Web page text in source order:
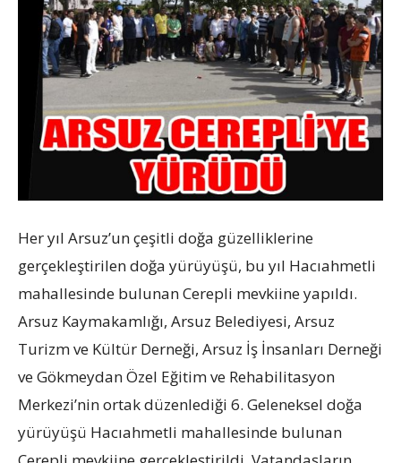
Her yıl Arsuz’un çeşitli doğa güzelliklerine
gerçekleştirilen doğa yürüyüşü, bu yıl Hacıahmetli
mahallesinde bulunan Cerepli mevkiine yapıldı.
Arsuz Kaymakamlığı, Arsuz Belediyesi, Arsuz
Turizm ve Kültür Derneği, Arsuz İş İnsanları Derneği
ve Gökmeydan Özel Eğitim ve Rehabilitasyon
Merkezi’nin ortak düzenlediği 6. Geleneksel doğa
yürüyüşü Hacıahmetli mahallesinde bulunan